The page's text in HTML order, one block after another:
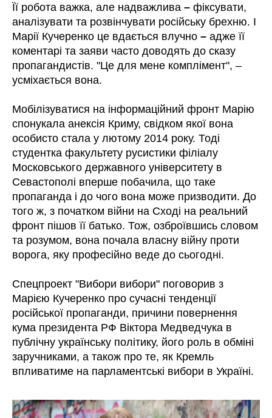
Її робота важка, але надважлива– фіксувати,
аналізувати та розвінчувати російську брехню. І
Марії Кучеренко це вдається влучно– адже її
коментарі та заяви часто доводять до сказу
пропагандистів. "Це для мене комплімент", –
усміхається вона.
Мобілізуватися на інформаційний фронт Марію
спонукала анексія Криму, свідком якої вона
особисто стала у лютому 2014 року. Тоді
студентка факультету русистики філіалу
Московського державного університету в
Севастополі вперше побачила, що таке
пропаганда і до чого вона може призводити. До
того ж, з початком війни на Сході на реальний
фронт пішов її батько. Тож, озброївшись словом
та розумом, вона почала власну війну проти
ворога, яку професійно веде до сьогодні.
Спецпроект "Вибори вибори" поговорив з
Марією Кучеренко про сучасні тенденції
російської пропаганди, причини повернення
кума президента РФ Віктора Медведчука в
публічну українську політику, його роль в обміні
заручниками, а також про те, як Кремль
впливатиме на парламентські вибори в Україні.